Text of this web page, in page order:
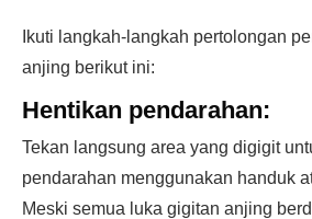
Ikuti langkah-langkah pertolongan
anjing berikut ini:
Hentikan pendarahan:
Tekan langsung area yang digigit
pendarahan menggunakan handuk
Meski semua luka gigitan anjing